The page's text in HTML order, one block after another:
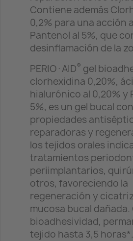
Contiene además
0,2% para una acción
Pantenol al 5%, que
desinflamación de la
PERIO·AID® gel
clorhexidina 0,20%,
hialurónico al 0,20% y
5%, es un gel bucal con
propiedades
reparadoras y
los tejidos orales
tratamientos
periimplantarios,
otros, favoreciendo la
regeneración y
mucosa bucal dañada.
bioadhesividad,
tejido hasta 3,5 horas*.